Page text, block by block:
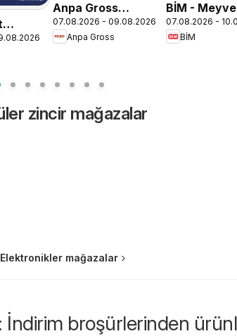
Anpa Gross
Katalog
07.08.2026 - 09.08.2026
Anpa Gross
BİM - Meyve
Sebze,
07.08.2026 -
BİM
zincir mağazalar
mağazalar
İndirim broşürlerinden